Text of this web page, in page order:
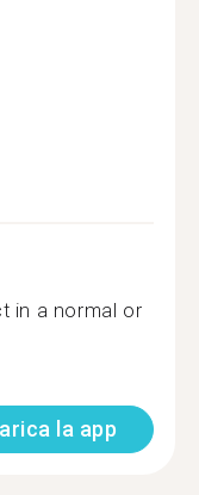
in a normal or
la app